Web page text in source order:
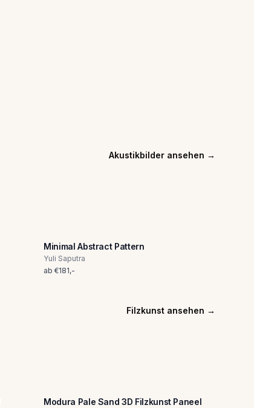
Akustikbilder ansehen →
Minimal Abstract Pattern
Yuli Saputra
ab €181,-
Filzkunst ansehen →
Modura Pale Sand 3D Filzkunst Paneel